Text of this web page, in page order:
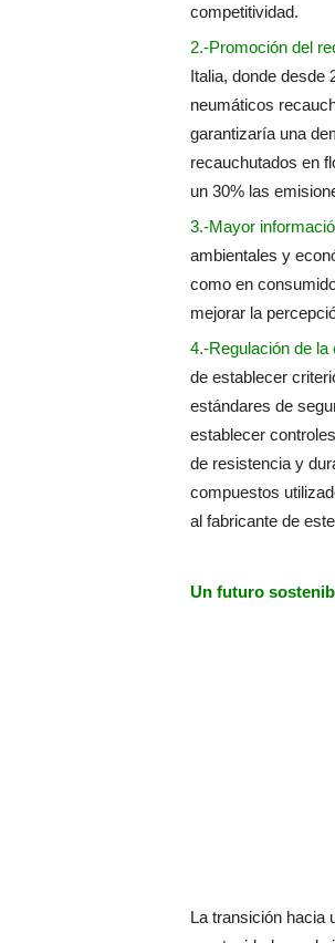
competitividad.
2.-Promoción del
Italia, donde desde
neumáticos
garantizaría una
recauchutados en
un 30% las
3.-Mayor
ambientales y
como en
mejorar la
4.-Regulación de
de establecer
estándares de
establecer
de resistencia y
compuestos
al fabricante de
Un futuro
La transición hacia